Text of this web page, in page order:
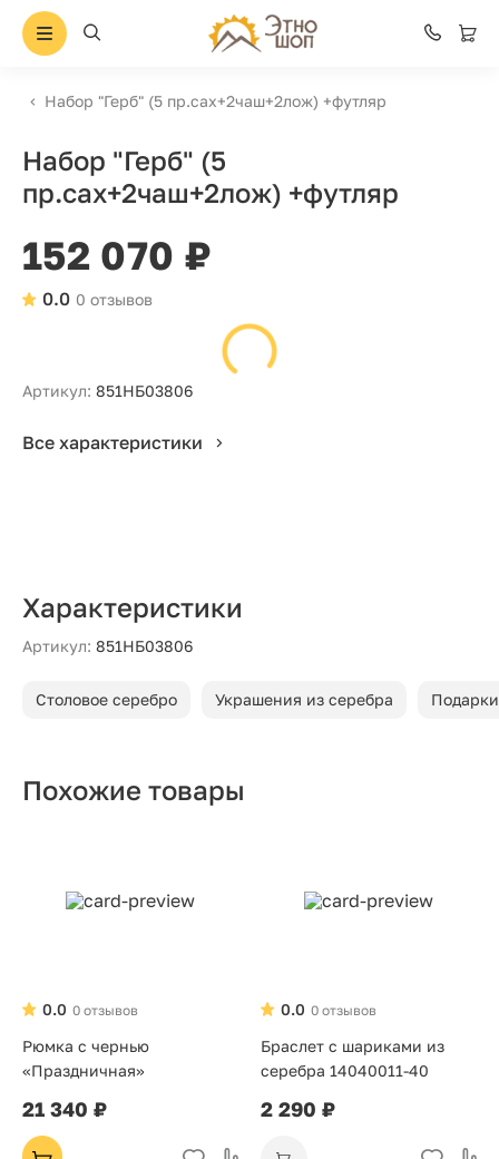
Набор "Герб" (5 пр.сах+2чаш+2лож) +футляр
Набор "Герб" (5
пр.сах+2чаш+2лож) +футляр
152 070 ₽
0 отзывов
0.0
Артикул: 851НБ03806
Все характеристики
Характеристики
Артикул: 851НБ03806
Столовое серебро Украшения из серебра
Похожие товары
0 отзывов
0.0
Рюмка с чернью
«Праздничная»
21 340 ₽
0 отзывов
0.0
Браслет с шариками из
серебра 14040011-40
2 290 ₽